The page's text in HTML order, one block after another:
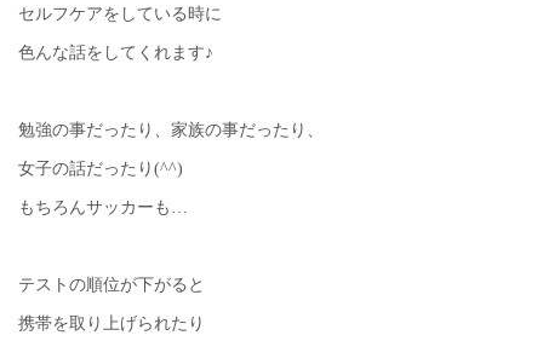
セルフケアをしている時に
色んな話をしてくれます♪
勉強の事だったり、家族の事だったり、
女子の話だったり(^^)
もちろんサッカーも…
テストの順位が下がると
携帯を取り上げられたり